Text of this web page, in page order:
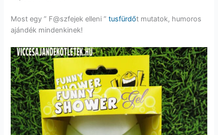
Most egy ” F@szfejek elleni ”tusfürdőt mutatok, humoros
ajándék mindenkinek!